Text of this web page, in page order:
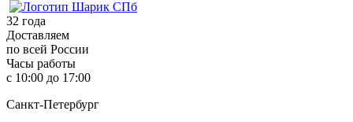
32 года
Доставляем
по всей России
Часы работы
с 10:00 до 17:00
Санкт-Петербург